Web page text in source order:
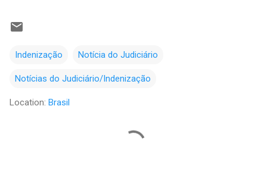
Indenização Notícia do Judiciário
Notícias do Judiciário/Indenização
Location: Brasil